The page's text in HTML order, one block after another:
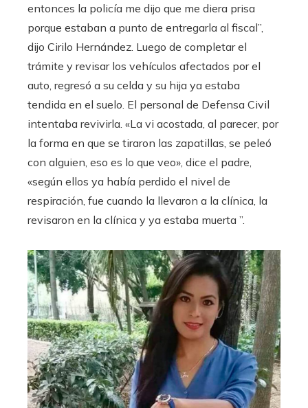
entonces la policía me dijo que me diera prisa
porque estaban a punto de entregarla al fiscal”,
dijo Cirilo Hernández. Luego de completar el
trámite y revisar los vehículos afectados por el
auto, regresó a su celda y su hija ya estaba
tendida en el suelo. El personal de Defensa Civil
intentaba revivirla. «La vi acostada, al parecer, por
la forma en que se tiraron las zapatillas, se peleó
con alguien, eso es lo que veo», dice el padre,
«según ellos ya había perdido el nivel de
respiración, fue cuando la llevaron a la clínica, la
revisaron en la clínica y ya estaba muerta ”.